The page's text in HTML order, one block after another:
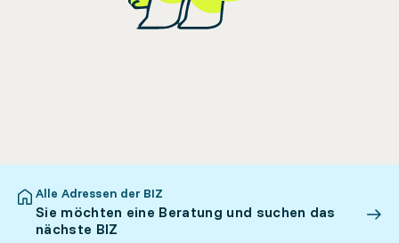
Alle Adressen der BIZ
Sie möchten eine Beratung und suchen das
nächste BIZ